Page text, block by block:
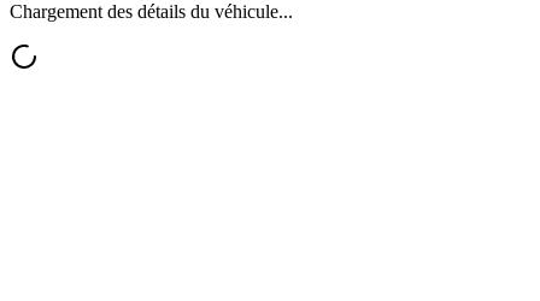
Chargement des détails du véhicule...